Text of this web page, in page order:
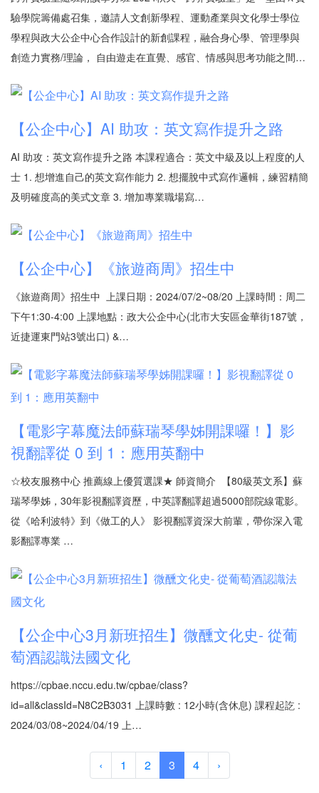
驗學院籌備處召集，邀請人文創新學程、運動產業與文化學士學位
學程與政大公企中心合作設計的新創課程，融合身心學、管理學與
創造力實務/理論， 自由遊走在直覺、感官、情感與思考功能之間…
【公企中心】AI 助攻：英文寫作提升之路
AI 助攻：英文寫作提升之路 本課程適合：英文中級及以上程度的人
士 1. 想增進自己的英文寫作能力 2. 想擺脫中式寫作邏輯，練習精簡
及明確度高的美式文章 3. 增加專業職場寫…
【公企中心】《旅遊商周》招生中
《旅遊商周》招生中 上課日期：2024/07/2~08/20 上課時間：周二
下午1:30-4:00 上課地點：政大公企中心(北市大安區金華街187號，
近捷運東門站3號出口) &…
【電影字幕魔法師蘇瑞琴學姊開課囉！】影
視翻譯從 0 到 1：應用英翻中
☆校友服務中心 推薦線上優質選課★ 師資簡介 【80級英文系】蘇
瑞琴學姊，30年影視翻譯資歷，中英譯翻譯超過5000部院線電影。
從《哈利波特》到《做工的人》 影視翻譯資深大前輩，帶你深入電
影翻譯專業 …
【公企中心3月新班招生】微醺文化史- 從葡
萄酒認識法國文化
https://cpbae.nccu.edu.tw/cpbae/class?
id=all&classId=N8C2B3031 上課時數 : 12小時(含休息) 課程起訖 :
2024/03/08~2024/04/19 上…
‹ 1 2 3 4 ›